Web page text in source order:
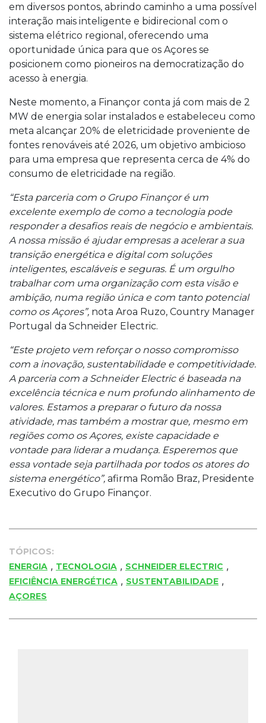
em diversos pontos, abrindo caminho a uma possível
interação mais inteligente e bidirecional com o
sistema elétrico regional, oferecendo uma
oportunidade única para que os Açores se
posicionem como pioneiros na democratização do
acesso à energia.
Neste momento, a Finançor conta já com mais de 2
MW de energia solar instalados e estabeleceu como
meta alcançar 20% de eletricidade proveniente de
fontes renováveis até 2026, um objetivo ambicioso
para uma empresa que representa cerca de 4% do
consumo de eletricidade na região.
“Esta parceria com o Grupo Finançor é um
excelente exemplo de como a tecnologia pode
responder a desafios reais de negócio e ambientais.
A nossa missão é ajudar empresas a acelerar a sua
transição energética e digital com soluções
inteligentes, escaláveis e seguras. É um orgulho
trabalhar com uma organização com esta visão e
ambição, numa região única e com tanto potencial
como os Açores”, nota Aroa Ruzo, Country Manager
Portugal da Schneider Electric.
“Este projeto vem reforçar o nosso compromisso
com a inovação, sustentabilidade e competitividade.
A parceria com a Schneider Electric é baseada na
excelência técnica e num profundo alinhamento de
valores. Estamos a preparar o futuro da nossa
atividade, mas também a mostrar que, mesmo em
regiões como os Açores, existe capacidade e
vontade para liderar a mudança. Esperemos que
essa vontade seja partilhada por todos os atores do
sistema energético”, afirma Romão Braz, Presidente
Executivo do Grupo Finançor.
TÓPICOS:
ENERGIA , TECNOLOGIA , SCHNEIDER ELECTRIC ,
EFICIÊNCIA ENERGÉTICA , SUSTENTABILIDADE ,
AÇORES